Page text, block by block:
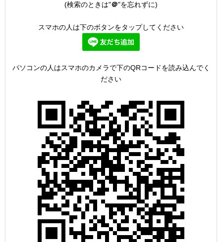
(検索のときは"＠"を忘れずに)
スマホの人は下のボタンをタップしてください
パソコンの人はスマホのカメラで下のQRコードを読み込んでく
ださい